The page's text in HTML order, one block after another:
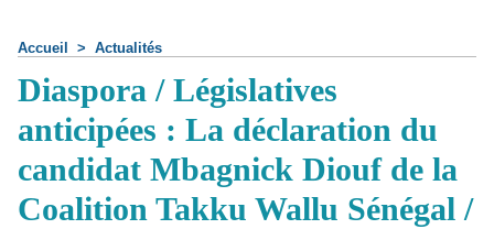
Accueil > Actualités
Diaspora / Législatives
anticipées : La déclaration du
candidat Mbagnick Diouf de la
Coalition Takku Wallu Sénégal /